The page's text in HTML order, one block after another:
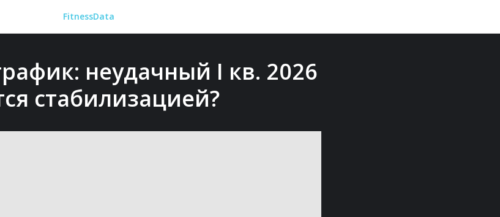
FitnessData
неудачный I кв. 2026
стабилизацией?